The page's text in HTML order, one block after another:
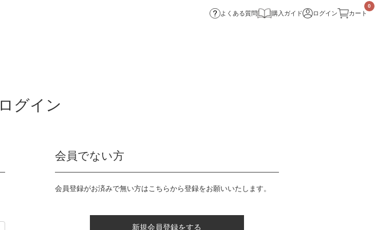
よくある質問 購入ガイド ログイン
0
カート
ログイン
会員でない方
会員登録がお済みで無い方はこちらから登録をお願いいたします。
新規会員登録をする